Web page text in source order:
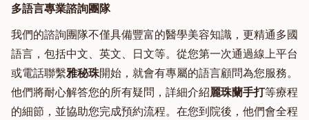
多語言專業諮詢團隊
我們的諮詢團隊不僅具備豐富的醫學美容知識，更精通多國
語言，包括中文、英文、日文等。從您第一次通過線上平台
或電話聯繫雅秘珠開始，就會有專屬的語言顧問為您服務。
他們將耐心解答您的所有疑問，詳細介紹麗珠蘭手打等療程
的細節，並協助您完成預約流程。在您到院後，他們會全程